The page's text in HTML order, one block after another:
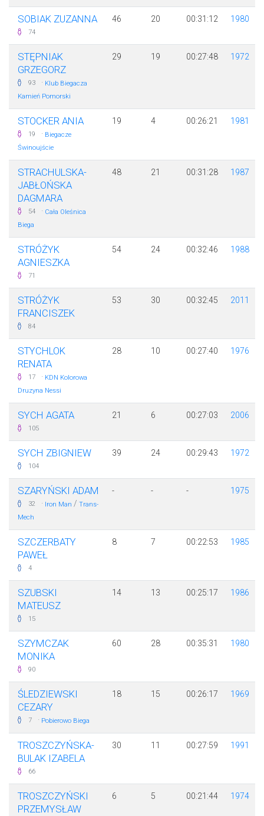
SOBIAK ZUZANNA
74
46 20 00:31:12 1980
STĘPNIAK
GRZEGORZ
93 · Klub Biegacza
Kamień Pomorski
29 19 00:27:48 1972
STOCKER ANIA
19 · Biegacze
Świnoujście
19 4 00:26:21 1981
STRACHULSKA-
JABŁOŃSKA
DAGMARA
54 · Cała Oleśnica
Biega
48 21 00:31:28 1987
STRÓŻYK
AGNIESZKA
71
54 24 00:32:46 1988
STRÓŻYK
FRANCISZEK
84
53 30 00:32:45 2011
STYCHLOK
RENATA
17 · KDN Kolorowa
Druzyna Nessi
28 10 00:27:40 1976
SYCH AGATA
105
21 6 00:27:03 2006
SYCH ZBIGNIEW
104
39 24 00:29:43 1972
SZARYŃSKI ADAM
32 · Iron Man / Trans-
Mech
- - - 1975
SZCZERBATY
PAWEŁ
4
8 7 00:22:53 1985
SZUBSKI
MATEUSZ
15
14 13 00:25:17 1986
SZYMCZAK
MONIKA
90
60 28 00:35:31 1980
ŚLEDZIEWSKI
CEZARY
7 · Pobierowo Biega
18 15 00:26:17 1969
TROSZCZYŃSKA-
BULAK IZABELA
66
30 11 00:27:59 1991
TROSZCZYŃSKI
PRZEMYSŁAW
6 5 00:21:44 1974